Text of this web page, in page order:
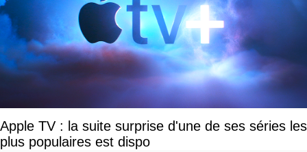
Apple TV : la suite surprise d'une de ses séries les
plus populaires est dispo